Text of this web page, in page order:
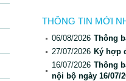
THÔNG TIN MỚI
06/08/2026 Thông
27/07/2026 Ký hợp
16/07/2026 Thông
nội bộ ngày 16/07/